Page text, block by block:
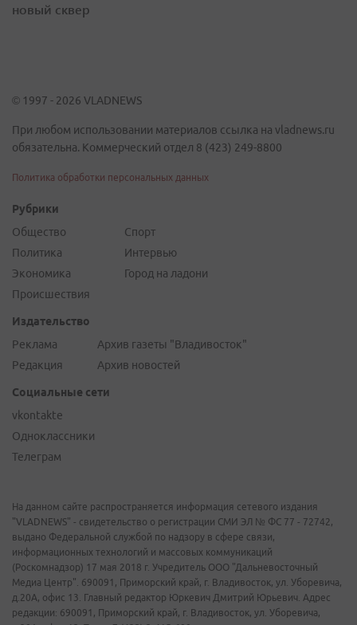
новый сквер
© 1997 - 2026 VLADNEWS
При любом использовании материалов ссылка на vladnews.ru
обязательна. Коммерческий отдел 8 (423) 249-8800
Политика обработки персональных данных
Рубрики
Общество
Политика
Экономика
Происшествия
Спорт
Интервью
Город на ладони
Издательство
Реклама
Редакция
Архив газеты "Владивосток"
Архив новостей
Социальные сети
vkontakte
Одноклассники
Телеграм
На данном сайте распространяется информация сетевого издания
"VLADNEWS" - свидетельство о регистрации СМИ ЭЛ № ФС 77 - 72742,
выдано Федеральной службой по надзору в сфере связи,
информационных технологий и массовых коммуникаций
(Роскомнадзор) 17 мая 2018 г. Учредитель ООО "Дальневосточный
Медиа Центр". 690091, Приморский край, г. Владивосток, ул. Уборевича,
д.20А, офис 13. Главный редактор Юркевич Дмитрий Юрьевич. Адрес
редакции: 690091, Приморский край, г. Владивосток, ул. Уборевича,